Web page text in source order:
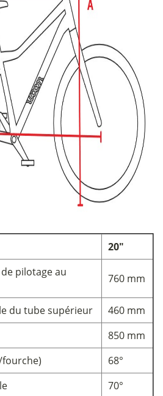
20"
pilotage au
760 mm
du tube supérieur
460 mm
850 mm
fourche)
68°
70°